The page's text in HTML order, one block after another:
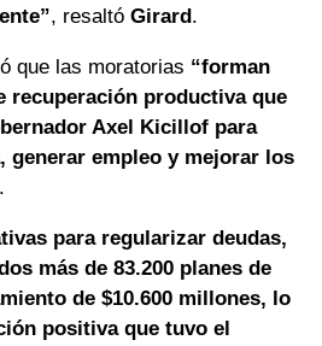
, resaltó Girard.
que las moratorias “forman
recuperación productiva que
Axel Kicillof para
generar empleo y mejorar los
.
para regularizar deudas,
más de 83.200 planes de
de $10.600 millones, lo
positiva que tuvo el